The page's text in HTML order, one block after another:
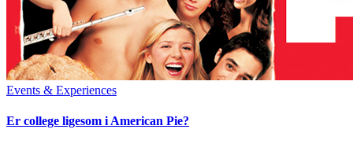
Events & Experiences
Er college ligesom i American Pie?